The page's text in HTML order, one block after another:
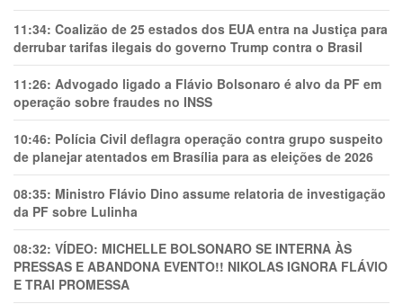
11:34: Coalizão de 25 estados dos EUA entra na Justiça para
derrubar tarifas ilegais do governo Trump contra o Brasil
11:26: Advogado ligado a Flávio Bolsonaro é alvo da PF em
operação sobre fraudes no INSS
10:46: Polícia Civil deflagra operação contra grupo suspeito
de planejar atentados em Brasília para as eleições de 2026
08:35: Ministro Flávio Dino assume relatoria de investigação
da PF sobre Lulinha
08:32: VÍDEO: MICHELLE BOLSONARO SE INTERNA ÀS
PRESSAS E ABANDONA EVENTO!! NIKOLAS IGNORA FLÁVIO
E TRAl PROMESSA